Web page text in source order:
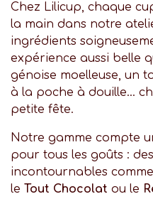
Chez Lilicup, chaque
la main dans notre
ingrédients
expérience aussi belle
génoise moelleuse, un
à la poche à douille…
petite fête.
Notre gamme compte
pour tous les goûts :
incontournables
le Tout Chocolat ou le